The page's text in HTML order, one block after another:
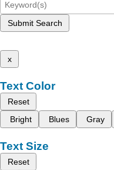
Submit Search
x
Text Color
Reset
Bright
Blues Gray
Text Size
Reset